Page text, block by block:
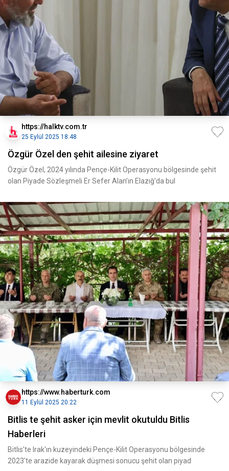
https://halktv.com.tr
25 Eylül 2025 18:48
Özgür Özel den şehit ailesine ziyaret
Özgür Özel, 2024 yılında Pençe-Kilit Operasyonu bölgesinde şehit
olan Piyade Sözleşmeli Er Sefer Alan’ın Elazığ’da bul
https://www.haberturk.com
11 Eylül 2025 20:22
Bitlis te şehit asker için mevlit okutuldu Bitlis
Haberleri
Bitlis'te Irak'ın kuzeyindeki Pençe-Kilit Operasyonu bölgesinde
2023'te arazide kayarak düşmesi sonucu şehit olan piyad